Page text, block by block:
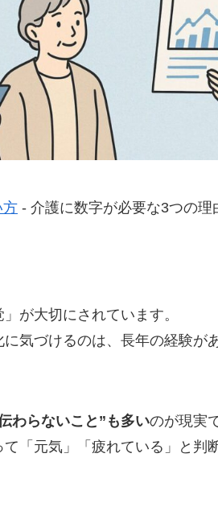
方 - 介護に数字が必要な3つの
が大切にされています。
気づけるのは、長年の経験が
わらないこと”も多いのが現実
「元気」「疲れている」と判